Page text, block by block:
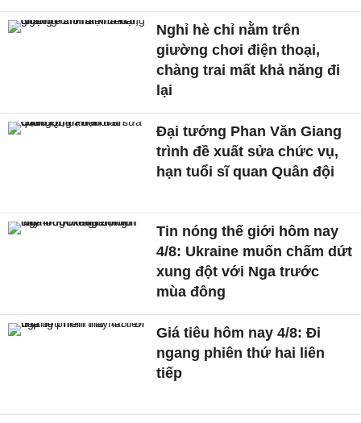
Nghỉ hè chỉ nằm trên
giường chơi điện thoại,
chàng trai mất khả năng đi
lại
Đại tướng Phan Văn Giang
trình đề xuất sửa chức vụ,
hạn tuổi sĩ quan Quân đội
Tin nóng thế giới hôm nay
4/8: Ukraine muốn chấm dứt
xung đột với Nga trước
mùa đông
Giá tiêu hôm nay 4/8: Đi
ngang phiên thứ hai liên
tiếp